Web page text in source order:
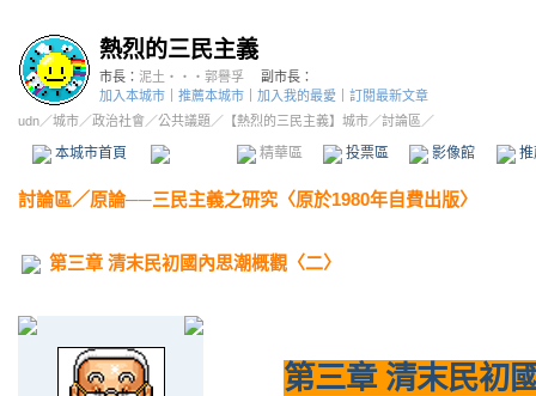
熱烈的三民主義
市長： 泥土‧‧‧郭譽孚
副市長：
加入本城市
推薦本城市 加入我的最愛
訂閱最新文章
udn／城市／政治社會 ／公共議題 ／ 【熱烈的三民主義】城市／討論區／
本城市首頁 精華區 投票區 影像館
討論區／原論──三民主義之研究〈原於1980年自費出版〉
第三章 清末民初國內思潮概觀〈二〉
第三章 清末民初